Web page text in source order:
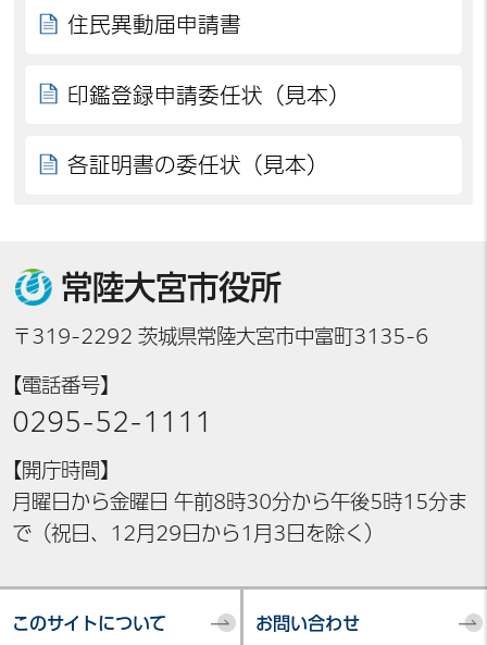
住民異動届申請書
印鑑登録申請委任状（見本）
各証明書の委任状（見本）
常陸大宮市役所
〒319-2292 茨城県常陸大宮市中富町3135-6
【電話番号】
0295-52-1111
【開庁時間】
月曜日から金曜日 午前8時30分から午後5時15分ま
で（祝日、12月29日から1月3日を除く）
このサイトについて お問い合わせ